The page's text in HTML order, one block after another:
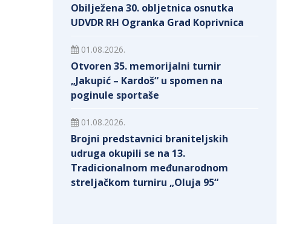
Obilježena 30. obljetnica osnutka
UDVDR RH Ogranka Grad Koprivnica
01.08.2026.
Otvoren 35. memorijalni turnir
„Jakupić – Kardoš“ u spomen na
poginule sportaše
01.08.2026.
Brojni predstavnici braniteljskih
udruga okupili se na 13.
Tradicionalnom međunarodnom
streljačkom turniru „Oluja 95“